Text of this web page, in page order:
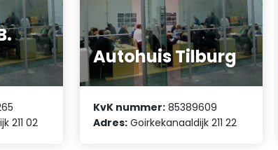
211 02
Autohuis Tilburg
KvK nummer: 85389609
Adres: Goirkekanaaldijk 211 22